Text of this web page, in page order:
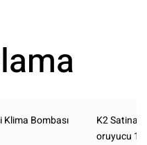
Bombası
K2 Satina
oruyucu 1